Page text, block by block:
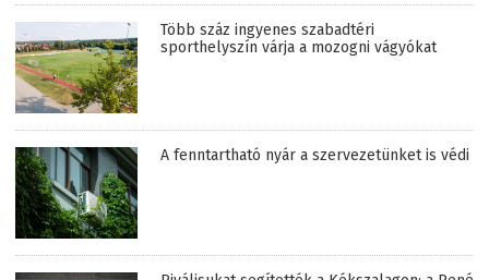
Több száz ingyenes szabadtéri
sporthelyszín várja a mozogni vágyókat
A fenntartható nyár a szervezetünket is védi